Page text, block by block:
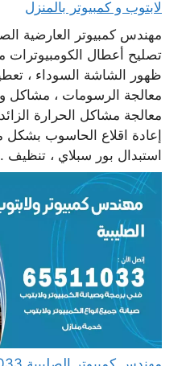
لابتوب و كمبيوتر بالمنزل
مهندس كمبيوتر العارضية
تصليح أعطال الكومبيوترات
ظهور الشاشة السوداء ،
معالجة الرسومات ، مشاكل
معالجة مشاكل الحرارة
إعادة اقلاع الحاسوب بشكل
استبدال بور سبلاي ، تنظيف